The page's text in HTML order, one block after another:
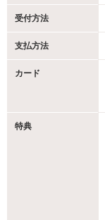
受付方法
支払方法
カード
特典